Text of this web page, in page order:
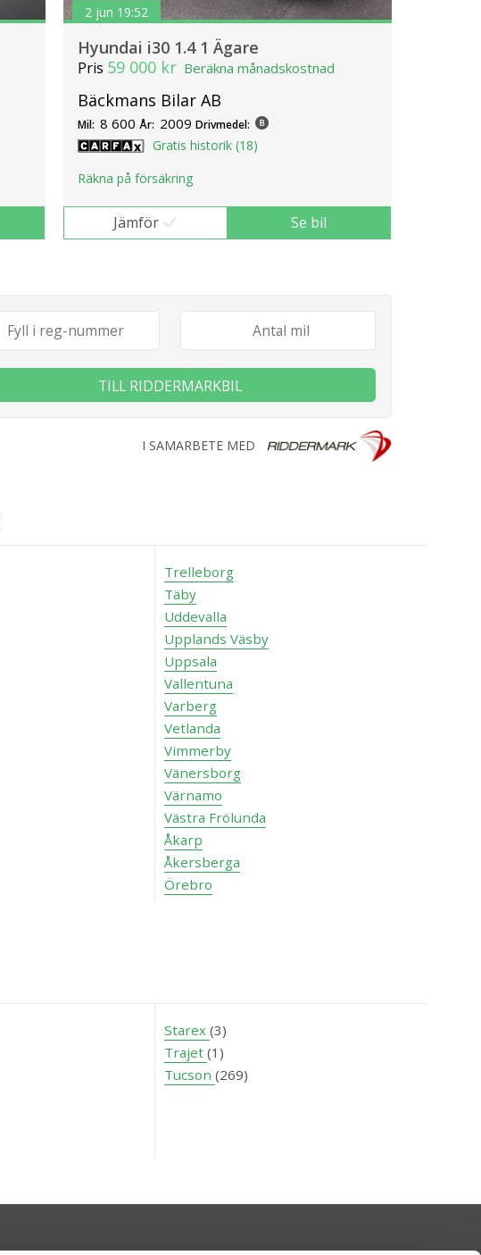
2 jun 19:52
Hyundai i30 1.4 1 Ägare
Pris 59 000 kr Beräkna månadskostnad
Bäckmans Bilar AB
Mil: 8 600 År: 2009 Drivmedel:
Gratis historik (18)
Räkna på försäkring
Jämför Se bil
TILL RIDDERMARKBIL
I SAMARBETE MED
Trelleborg
Täby
Uddevalla
Upplands Väsby
Uppsala
Vallentuna
Varberg
Vetlanda
Vimmerby
Vänersborg
Värnamo
Västra Frölunda
Åkarp
Åkersberga
Örebro
Starex (3)
Trajet (1)
Tucson (269)